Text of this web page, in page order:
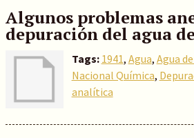
Algunos problemas
depuración del agua
Tags: 1941, Agua, Agua
Nacional Química,
analítica